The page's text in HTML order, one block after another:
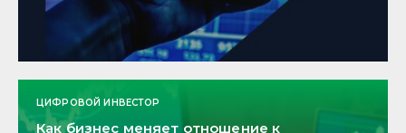
ЦИФРОВОЙ ИНВЕСТОР
Как бизнес меняет отношение к